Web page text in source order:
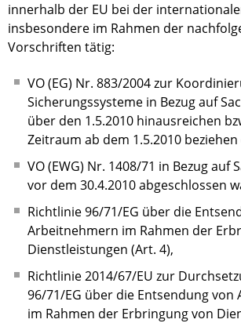
innerhalb der EU bei der
insbesondere im Rahmen der
Vorschriften tätig:
VO (EG) Nr. 883/2004 zur
Sicherungssysteme in Bezug auf
über den 1.5.2010 hinausreichen
Zeitraum ab dem 1.5.2010 beziehen
VO (EWG) Nr. 1408/71 in Bezug auf
vor dem 30.4.2010 abgeschlossen
Richtlinie 96/71/EG über die
Arbeitnehmern im Rahmen der
Dienstleistungen (Art. 4),
Richtlinie 2014/67/EU zur
96/71/EG über die Entsendung
im Rahmen der Erbringung von